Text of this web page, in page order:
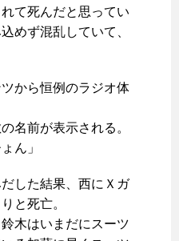
て死んだと思ってい
めず混乱していて、
から恒例のラジオ体
名前が表示される。
ん」
した結果、西にＸガ
と死亡。
木はいまだにスーツ